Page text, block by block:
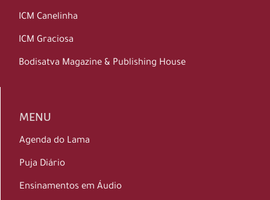
ICM Canelinha
ICM Graciosa
Bodisatva Magazine & Publishing House
MENU
Agenda do Lama
Puja Diário
Ensinamentos em Áudio